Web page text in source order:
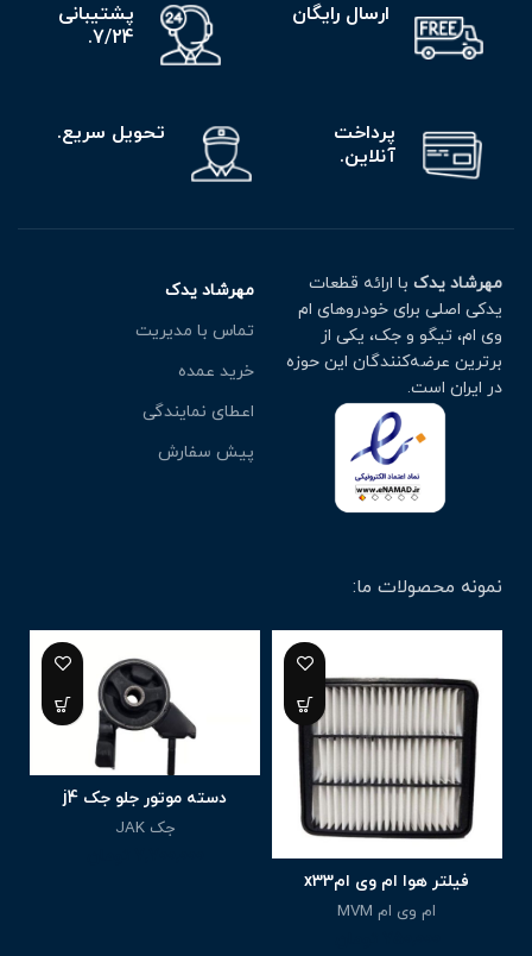
ارسال رایگان
پشتیبانی
7/24.
پرداخت
آنلاین.
تحویل سریع.
مهرشاد یدک با ارائه قطعات
یدکی اصلی برای خودروهای ام
وی ام، تیگو و جک، یکی از
برترین عرضه‌کنندگان این حوزه
در ایران است.
مهرشاد یدک
تماس با مدیریت
خرید عمده
اعطای نمایندگی
پیش سفارش
نمونه محصولات ما:
فیلتر هوا ام وی امx33
ام وی ام MVM
دسته موتور جلو جک j4
جک JAK